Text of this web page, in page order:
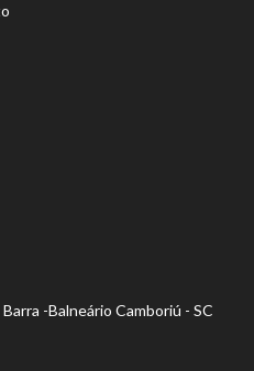
-Balneário Camboriú - SC